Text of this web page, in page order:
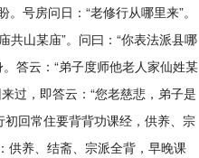
号房问日：“老修行从哪里来”。
共山某庙”。问曰：“你表法派县哪
答云：“弟子度师他老人家仙姓某
过，即答云：“您老慈悲，弟子是
初回常住要背背功课经，供养、宗
供养、结斋、宗派全背，早晚课